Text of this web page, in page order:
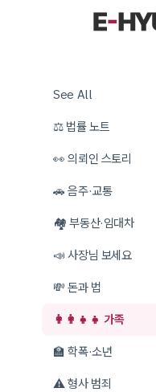
See All
⚖️ 법률 노트
👀 의뢰인 스토리
🚗 음주·교통
🏘️ 부동산·임대차
📣 사장님 보세요
💸 돈과 법
👩‍👩‍👧‍👧 가족
🏫 학폭·소년
⚠️ 형사 범죄